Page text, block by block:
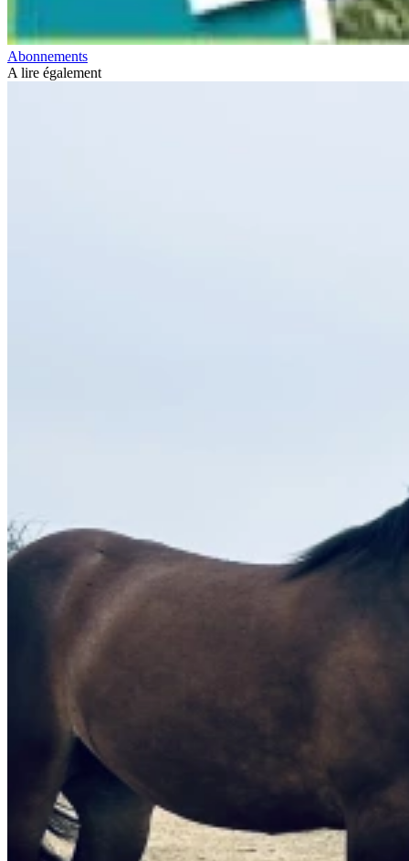
Abonnements
A lire également